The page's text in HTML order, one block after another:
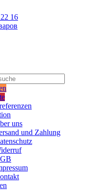
16
uns
und Zahlung